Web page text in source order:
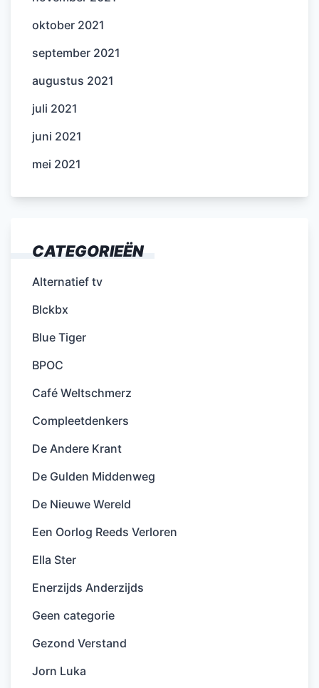
oktober 2021
september 2021
augustus 2021
juli 2021
juni 2021
mei 2021
CATEGORIEËN
Alternatief tv
Blckbx
Blue Tiger
BPOC
Café Weltschmerz
Compleetdenkers
De Andere Krant
De Gulden Middenweg
De Nieuwe Wereld
Een Oorlog Reeds Verloren
Ella Ster
Enerzijds Anderzijds
Geen categorie
Gezond Verstand
Jorn Luka